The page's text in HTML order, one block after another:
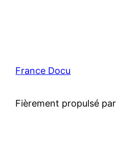
France Docu
Fièrement propulsé